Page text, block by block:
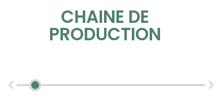
CHAINE DE
PRODUCTION